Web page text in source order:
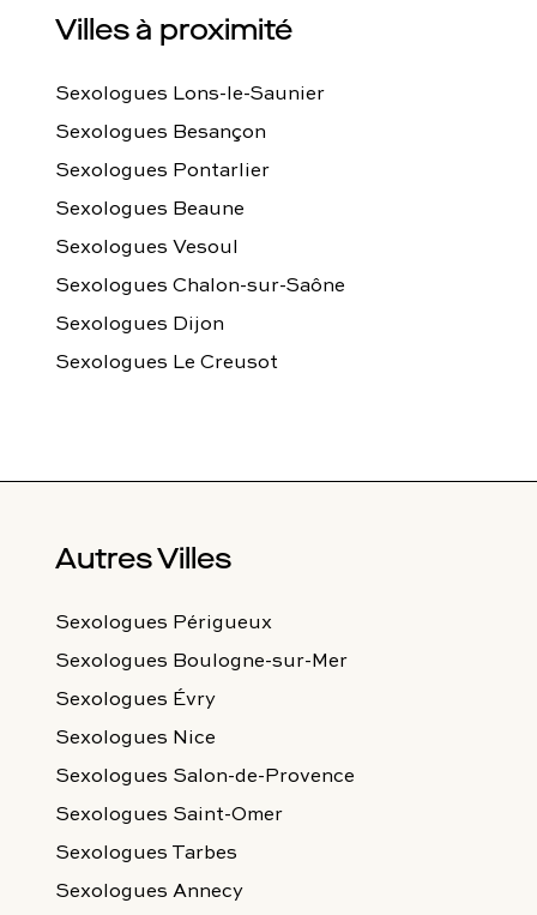
Villes à proximité
Sexologues Lons-le-Saunier
Sexologues Besançon
Sexologues Pontarlier
Sexologues Beaune
Sexologues Vesoul
Sexologues Chalon-sur-Saône
Sexologues Dijon
Sexologues Le Creusot
Autres Villes
Sexologues Périgueux
Sexologues Boulogne-sur-Mer
Sexologues Évry
Sexologues Nice
Sexologues Salon-de-Provence
Sexologues Saint-Omer
Sexologues Tarbes
Sexologues Annecy